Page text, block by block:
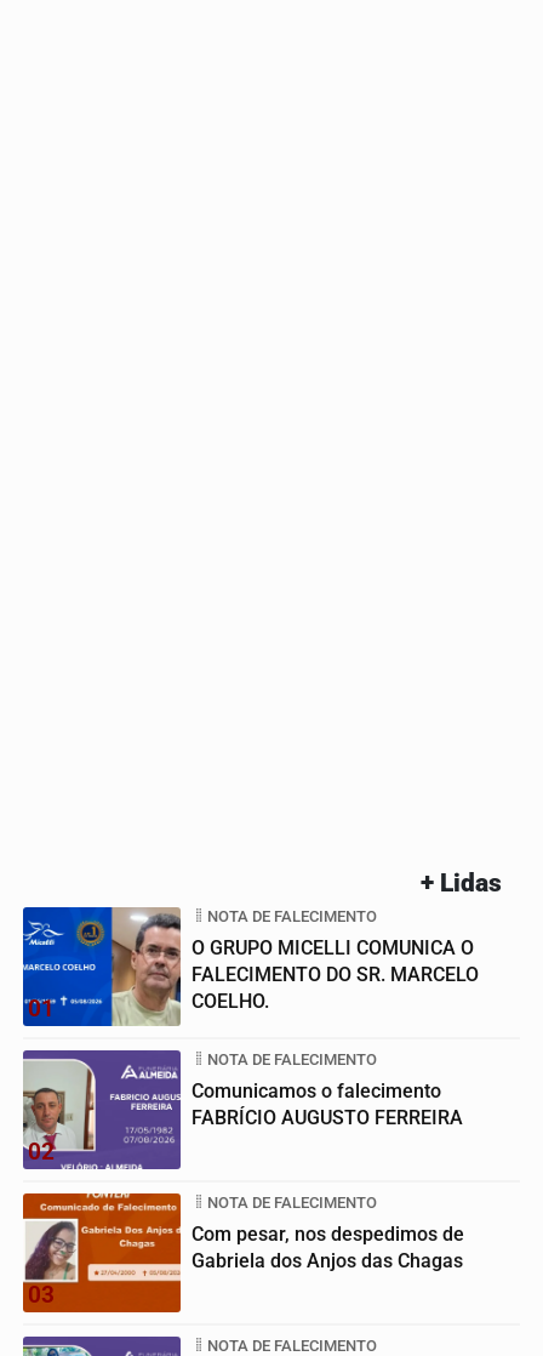
+ Lidas
01
NOTA DE FALECIMENTO
O GRUPO MICELLI COMUNICA O
FALECIMENTO DO SR. MARCELO
COELHO.
02
NOTA DE FALECIMENTO
Comunicamos o falecimento
FABRÍCIO AUGUSTO FERREIRA
03
NOTA DE FALECIMENTO
Com pesar, nos despedimos de
Gabriela dos Anjos das Chagas
NOTA DE FALECIMENTO